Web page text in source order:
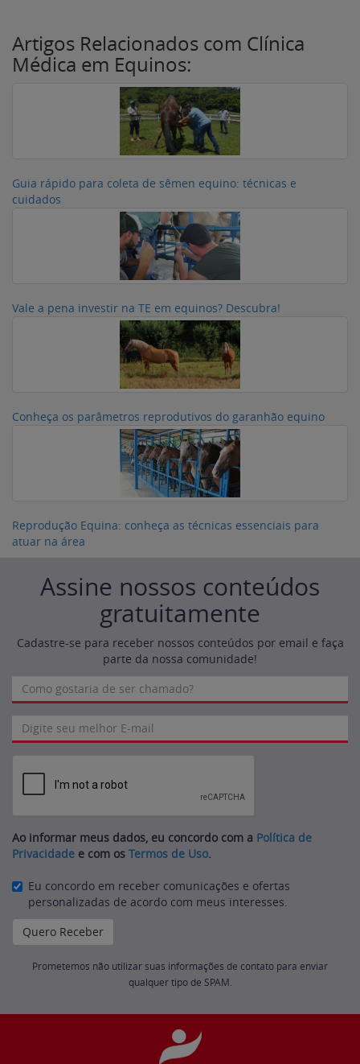
Artigos Relacionados com Clínica
Médica em Equinos:
Guia rápido para coleta de sêmen equino: técnicas e
cuidados
Vale a pena investir na TE em equinos? Descubra!
Conheça os parâmetros reprodutivos do garanhão equino
Reprodução Equina: conheça as técnicas essenciais para
atuar na área
Assine nossos conteúdos
gratuitamente
Cadastre-se para receber nossos conteúdos por email e faça
parte da nossa comunidade!
Ao informar meus dados, eu concordo com a Política de
Privacidade e com os Termos de Uso.
Eu concordo em receber comunicações e ofertas
personalizadas de acordo com meus interesses.
Prometemos não utilizar suas informações de contato para enviar
qualquer tipo de SPAM.